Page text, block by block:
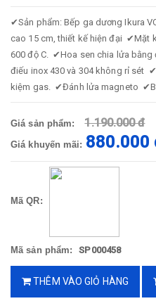
✔Sản phẩm: Bếp ga dương Ikura
cao 15 cm, thiết kế hiện đại ✔Mặt
600 độ C. ✔Hoa sen chia lửa
điếu inox 430 và 304 không rỉ sét ✔
kiệm gas. ✔Đánh lửa magneto ✔
Giá sản phẩm: 1.190.000 đ
Giá khuyến mãi: 880.000
Mã QR:
Mã sản phẩm: SP000458
THÊM VÀO GIỎ HÀNG